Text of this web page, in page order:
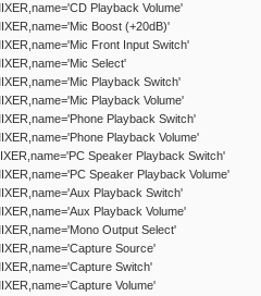
Playback Volume'
Boost (+20dB)'
Front Input Switch'
Select'
Playback Switch'
Playback Volume'
Playback Switch'
Playback Volume'
Speaker Playback Switch'
Speaker Playback Volume'
Playback Switch'
Playback Volume'
Output Select'
Source'
Switch'
Volume'